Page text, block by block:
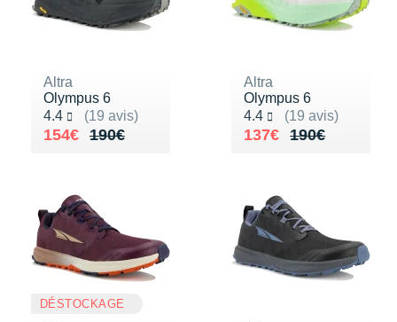
Altra
Olympus 6
4.4
(19 avis)
Noté 4.4 sur 5
190€
Au lieu de 190€
154€
Vendu 154€
Altra
Olympus 6
4.4
(19 avis)
Noté 4.4 sur 5
190€
Au lieu de 190€
137€
Vendu 137€
DÉSTOCKAGE